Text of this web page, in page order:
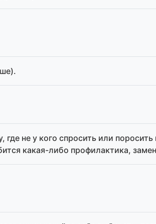
не у кого спросить или
какая-либо профилактика,